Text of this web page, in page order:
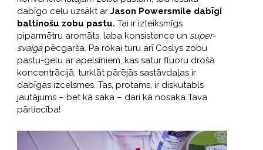
dabīgo ceļu uzsākt arJason Powersmile dabīgi
baltinošu zobu pastu. Tai ir izteiksmīgs
piparmētru aromāts, laba konsistence un super-
svaigapēcgarša. Pa rokai turu arī Coslys zobu
pastu-gelu ar apelsīniem, kas satur fluoru drošā
koncentrācijā, turklāt pārējās sastāvdaļas ir
dabīgas izcelsmes. Tas, protams, ir diskutabls
jautājums – bet kā saka – dari kā nosaka Tava
pārliecība!